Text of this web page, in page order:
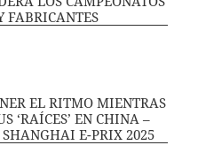
FABRICANTES
EL RITMO MIENTRAS
‘RAÍCES’ EN CHINA –
E-PRIX 2025